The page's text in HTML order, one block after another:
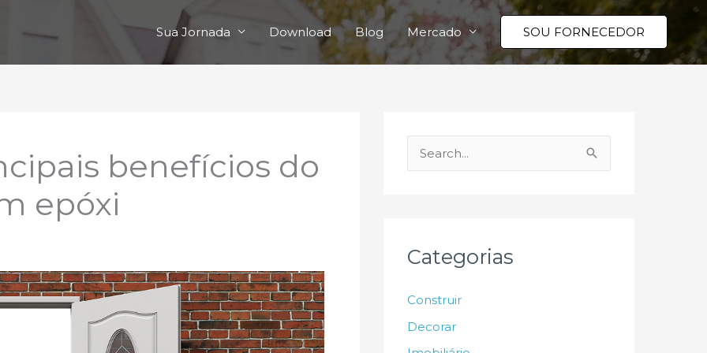
Sua Jornada Download Blog Mercado SOU FORNECEDOR
benefícios do
epóxi
e
i
r
Categorias
Construir
Decorar